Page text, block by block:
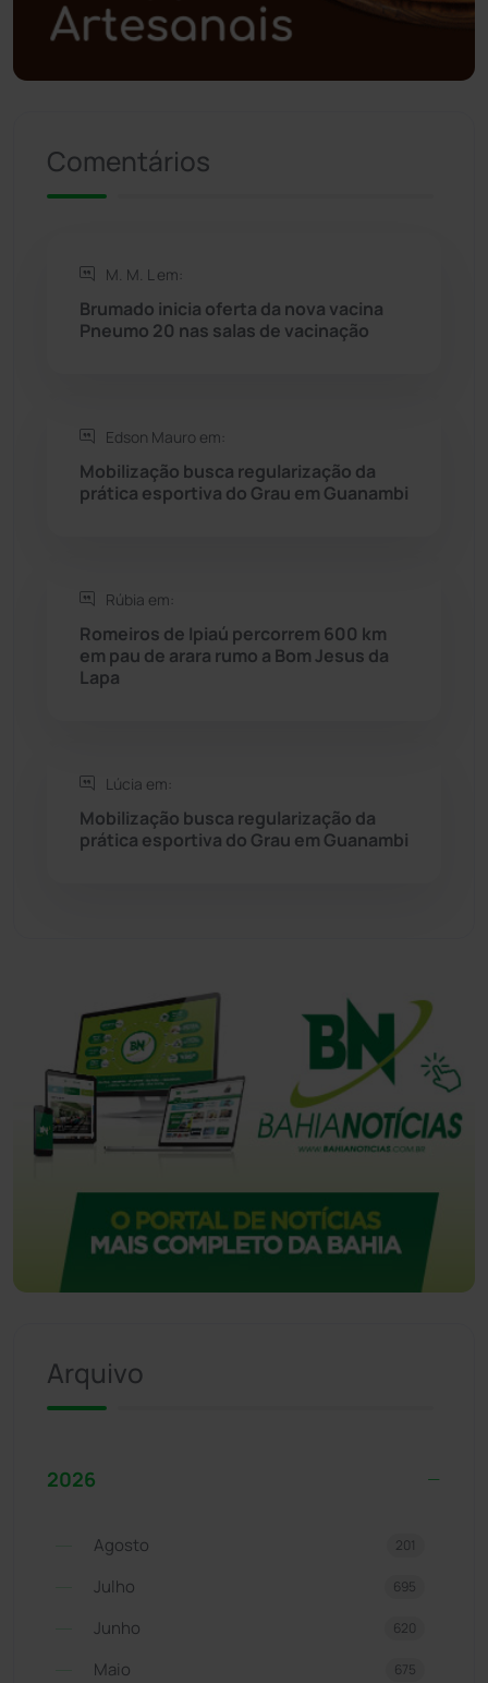
Política (03)
Presidente Jânio Qu... (125)
Rio de Contas
Rio do Antônio
Rio do Pires
Seabra
Sebastião Laranjeiras (96)
Sudoeste Baiano
Tanhaçu
Comentários
M. M. L em:
Brumado inicia oferta da nova vacina
Pneumo 20 nas salas de vacinação
Edson Mauro em:
Mobilização busca regularização da
prática esportiva do Grau em Guanambi
Rúbia em:
Romeiros de Ipiaú percorrem 600 km
em pau de arara rumo a Bom Jesus da
Lapa
Lúcia em:
Mobilização busca regularização da
prática esportiva do Grau em Guanambi
Arquivo
2026
Agosto 201
Julho 695
Junho 620
Maio 675